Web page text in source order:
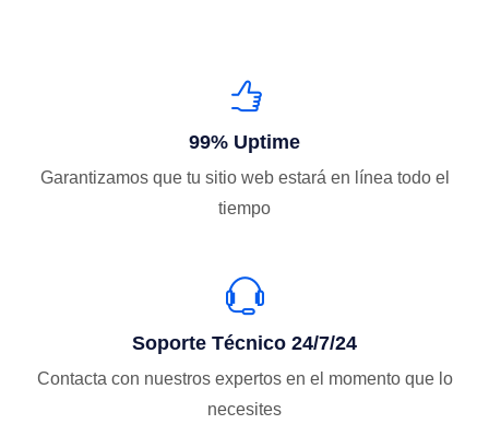
99% Uptime
Garantizamos que tu sitio web estará en línea todo el
tiempo
Soporte Técnico 24/7/24
Contacta con nuestros expertos en el momento que lo
necesites